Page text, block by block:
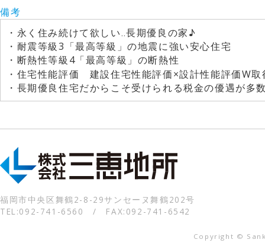
備考
・永く住み続けて欲しい‥長期優良の家♪
・耐震等級3「最高等級」の地震に強い安心住宅
・断熱性等級4「最高等級」の断熱性
・住宅性能評価 建設住宅性能評価×設計性能評価W
・長期優良住宅だからこそ受けられる税金の優遇が多
福岡市中央区舞鶴2-8-29サンセーヌ舞鶴202号
TEL:092-741-6560 / FAX:092-741-6542
Copyright ©